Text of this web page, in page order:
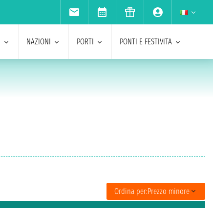
NAZIONI PORTI PONTI E FESTIVITA
Ordina per:Prezzo minore